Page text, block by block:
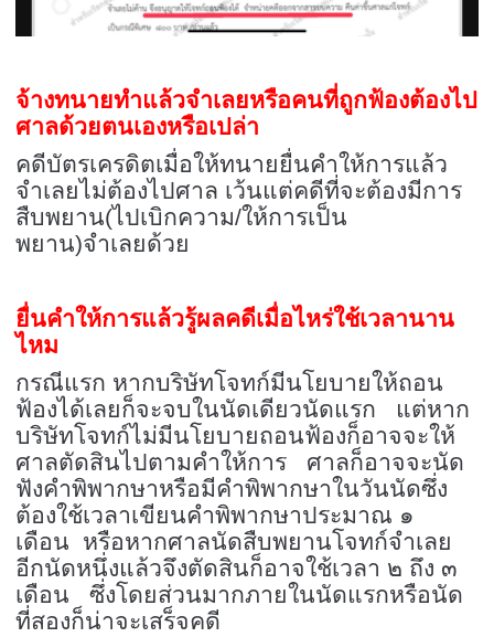
จ้างทนายทำแล้วจำเลยหรือคนที่ถูกฟ้องต้องไป
ศาลด้วยตนเองหรือเปล่า
คดีบัตรเครดิตเมื่อให้ทนายยื่นคำให้การแล้ว
จำเลยไม่ต้องไปศาล เว้นแต่คดีที่จะต้องมีการ
สืบพยาน(ไปเบิกความ/ให้การเป็น
พยาน)จำเลยด้วย
ยื่นคำให้การแล้วรู้ผลคดีเมื่อไหร่ใช้เวลานาน
ไหม
กรณีแรก หากบริษัทโจทก์มีนโยบายให้ถอน
ฟ้องได้เลยก็จะจบในนัดเดียวนัดแรก แต่หาก
บริษัทโจทก์ไม่มีนโยบายถอนฟ้องก็อาจจะให้
ศาลตัดสินไปตามคำให้การ ศาลก็อาจจะนัด
ฟังคำพิพากษาหรือมีคำพิพากษาในวันนัดซึ่ง
ต้องใช้เวลาเขียนคำพิพากษาประมาณ ๑
เดือน หรือหากศาลนัดสืบพยานโจทก์จำเลย
อีกนัดหนึ่งแล้วจึงตัดสินก็อาจใช้เวลา ๒ ถึง ๓
เดือน ซึ่งโดยส่วนมากภายในนัดแรกหรือนัด
ที่สองก็น่าจะเสร็จคดี